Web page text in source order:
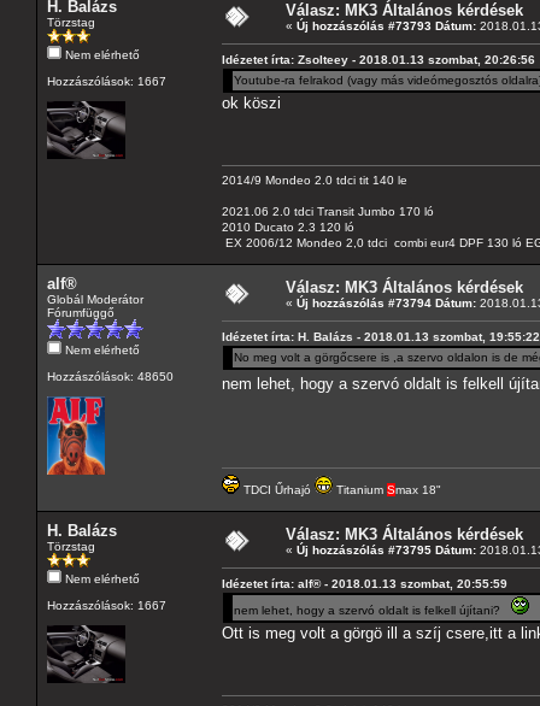
H. Balázs
Törzstag
Nem elérhető
Hozzászólások: 1667
Válasz: MK3 Általános kérdések
« Új hozzászólás #73793 Dátum:
Idézetet írta: Zsolteey - 2018.01.13 szombat, 20:26:56
Youtube-ra felrakod (vagy más videómegosztós
ok köszi
2014/9 Mondeo 2.0 tdci tit 140 le
2021.06 2.0 tdci Transit Jumbo 170 ló
2010 Ducato 2.3 120 ló
EX 2006/12 Mondeo 2,0 tdci combi eur4 DPF 130 ló
alf®
Globál Moderátor
Fórumfüggő
Nem elérhető
Hozzászólások: 48650
Válasz: MK3 Általános kérdések
« Új hozzászólás #73794 Dátum:
Idézetet írta: H. Balázs - 2018.01.13 szombat, 19:55:22
No meg volt a görgőcsere is ,a szervo oldalon is de
nem lehet, hogy a szervó oldalt is felkell
TDCI Űrhajó Titanium Smax 18"
H. Balázs
Törzstag
Nem elérhető
Hozzászólások: 1667
Válasz: MK3 Általános kérdések
« Új hozzászólás #73795 Dátum:
Idézetet írta: alf® - 2018.01.13 szombat, 20:55:59
nem lehet, hogy a szervó oldalt is felkell újítani?
Ott is meg volt a görgö ill a szíj csere,itt a